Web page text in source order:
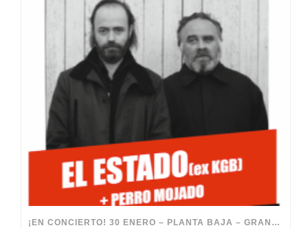
¡EN CONCIERTO! 30 ENERO – PLANTA BAJA – GRANADA